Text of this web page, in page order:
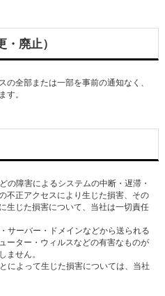
廃止）
全部または一部を事前の通知なく、
。
の障害によるシステムの中断・遅滞・
不正アクセスにより生じた損害、その
生じた損害について、当社は一切責任
サーバー・ドメインなどから送られる
ーター・ウィルスなどの有害なものが
せん。
によって生じた損害については、当社